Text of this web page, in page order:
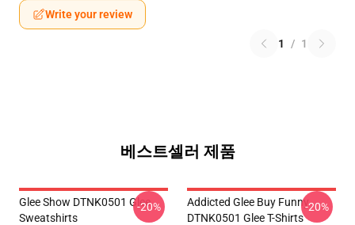
Write your review
1 / 1
베스트셀러 제품
Glee Show DTNK0501 Glee
Sweatshirts
-20%
Addicted Glee Buy Funny
DTNK0501 Glee T-Shirts
-20%